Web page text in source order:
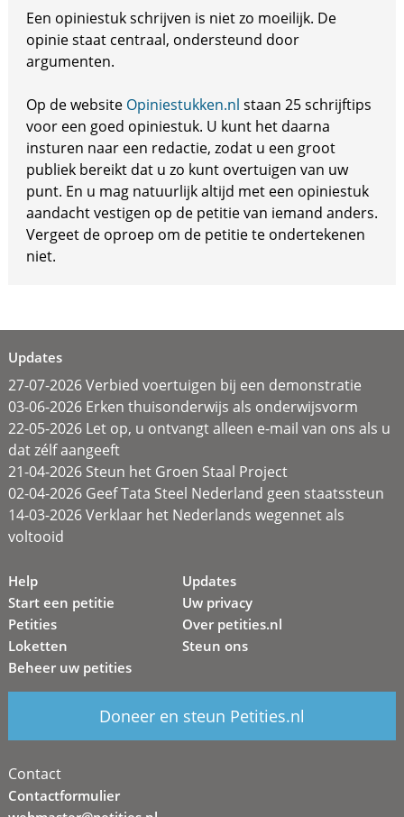
Een opiniestuk schrijven is niet zo moeilijk. De
opinie staat centraal, ondersteund door
argumenten.
Op de website Opiniestukken.nl staan 25 schrijftips
voor een goed opiniestuk. U kunt het daarna
insturen naar een redactie, zodat u een groot
publiek bereikt dat u zo kunt overtuigen van uw
punt. En u mag natuurlijk altijd met een opiniestuk
aandacht vestigen op de petitie van iemand anders.
Vergeet de oproep om de petitie te ondertekenen
niet.
Updates
27-07-2026 Verbied voertuigen bij een demonstratie
03-06-2026 Erken thuisonderwijs als onderwijsvorm
22-05-2026 Let op, u ontvangt alleen e-mail van ons als u
dat zélf aangeeft
21-04-2026 Steun het Groen Staal Project
02-04-2026 Geef Tata Steel Nederland geen staatssteun
14-03-2026 Verklaar het Nederlands wegennet als
voltooid
Help
Start een petitie
Petities
Loketten
Beheer uw petities
Updates
Uw privacy
Over petities.nl
Steun ons
Doneer en steun Petities.nl
Contact
Contactformulier